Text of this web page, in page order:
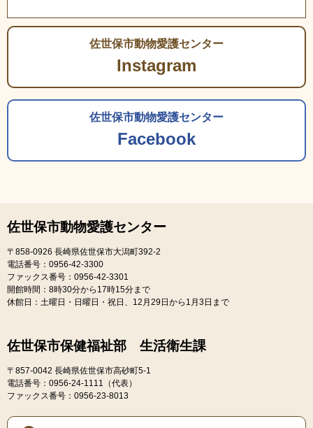
佐世保市動物愛護センター
Instagram
佐世保市動物愛護センター
Facebook
佐世保市動物愛護センター
〒858-0926 長崎県佐世保市大潟町392-2
電話番号：0956-42-3300
ファックス番号：0956-42-3301
開館時間：8時30分から17時15分まで
休館日：土曜日・日曜日・祝日、12月29日から1月3日まで
佐世保市保健福祉部 生活衛生課
〒857-0042 長崎県佐世保市高砂町5-1
電話番号：0956-24-1111（代表）
ファックス番号：0956-23-8013